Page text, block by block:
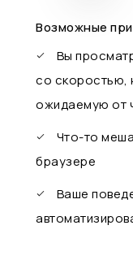
Возможные
Вы
со
ожидаемую от
Что-то
браузере
Ваше